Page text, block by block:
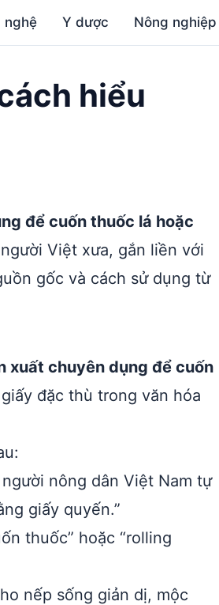
nghệ Y dược Nông nghiệp
hiểu
để cuốn thuốc lá hoặc
Việt xưa, gắn liền với
gốc và cách sử dụng từ
xuất chuyên dụng để cuốn
đặc thù trong văn hóa
nông dân Việt Nam tự
giấy quyến.”
thuốc” hoặc “rolling
nếp sống giản dị, mộc